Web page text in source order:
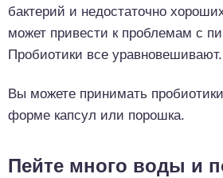
бактерий и недостаточно
может привести к проблемам с
Пробиотики все уравновешивают.
Вы можете принимать
форме капсул или порошка.
Пейте много воды и